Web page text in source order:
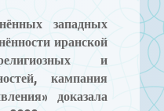
западных
иранской
и
кампания
доказала